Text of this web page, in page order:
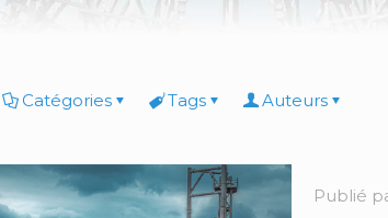
Catégories Tags Auteurs
Publié